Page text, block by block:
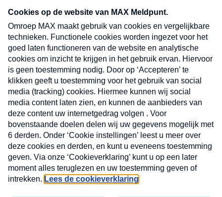
CONTACT
Volg ons op
MAX Cookieverklaring Kwetsbaarheid
X
Nieuwsbrief
Neem hier een gratis abonnement op de MAX
Consumenten nieuwsbrief. Elke maandag en
donderdag in uw mailbox.